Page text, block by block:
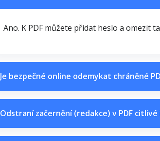
Ano. K PDF můžete přidat heslo a omezit
Je bezpečné online odemykat chráněné
Odstraní začernění (redakce) v PDF